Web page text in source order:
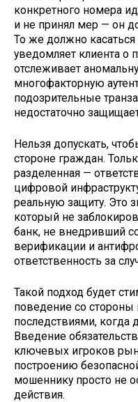
конкретного номера
и не принял мер — он
То же должно
уведомляет клиента о
отслеживает
многофакторную
подозрительные
недостаточно
Нельзя допускать,
стороне граждан.
разделенная —
цифровой
реальную защиту. Это
который не
банк, не внедривший
верификации и
ответственность за
Такой подход будет
поведение со стороны
последствиями, когда
Введение
ключевых игроков
построению
мошеннику просто не
действия.